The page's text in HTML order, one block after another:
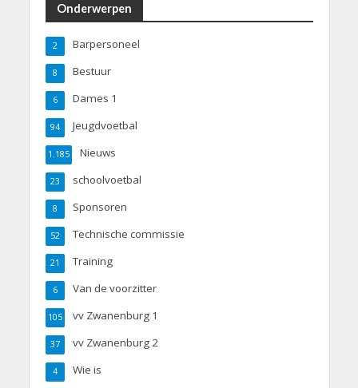
Onderwerpen
Barpersoneel
2
Bestuur
8
Dames 1
6
Jeugdvoetbal
94
Nieuws
1.185
schoolvoetbal
23
Sponsoren
8
Technische commissie
52
Training
21
Van de voorzitter
6
vv Zwanenburg 1
105
vv Zwanenburg 2
37
Wie is
4